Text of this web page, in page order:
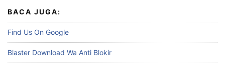
BACA JUGA:
Find Us On Google
Blaster Download Wa Anti Blokir